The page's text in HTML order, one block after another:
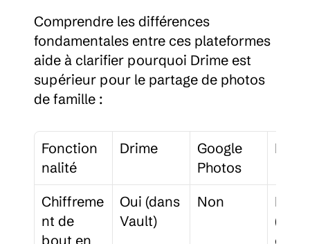
Comprendre les différences
fondamentales entre ces plateformes
aide à clarifier pourquoi Drime est
supérieur pour le partage de photos
de famille :
Fonction
nalité
Drime
Google
Photos
Chiffreme
nt de
bout en
Oui (dans
Vault)
Non
es